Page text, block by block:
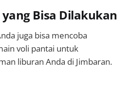
Bisa Dilakukan
juga bisa mencoba
voli pantai untuk
liburan Anda di Jimbaran.